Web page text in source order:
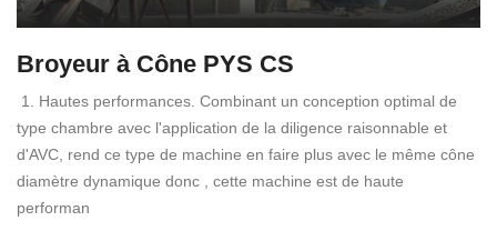
Broyeur à Cône PYS CS
1. Hautes performances. Combinant un conception optimal de
type chambre avec l'application de la diligence raisonnable et
d'AVC, rend ce type de machine en faire plus avec le même cône
diamètre dynamique donc , cette machine est de haute
performan